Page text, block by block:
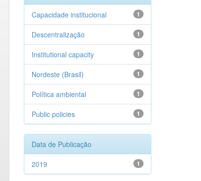
1
Capacidade institucional
1
Descentralização
1
Institutional capacity
1
Nordeste (Brasil)
1
Política ambiental
1
Public policies
Data de Publicação
1
2019